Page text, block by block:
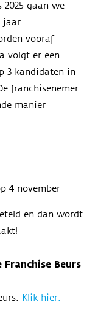
2025 gaan we
jaar
vooraf
volgt er een
3 kandidaten in
franchisenemer
manier
4 november
en dan wordt
Beurs
Klik hier.